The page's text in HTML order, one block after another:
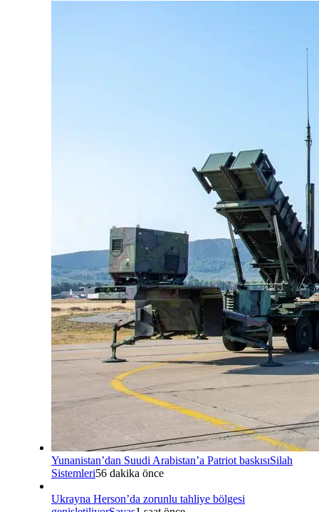
Yunanistan’dan Suudi Arabistan’a Patriot baskısıSilah
Sistemleri56 dakika önce
Ukrayna Herson’da zorunlu tahliye bölgesi